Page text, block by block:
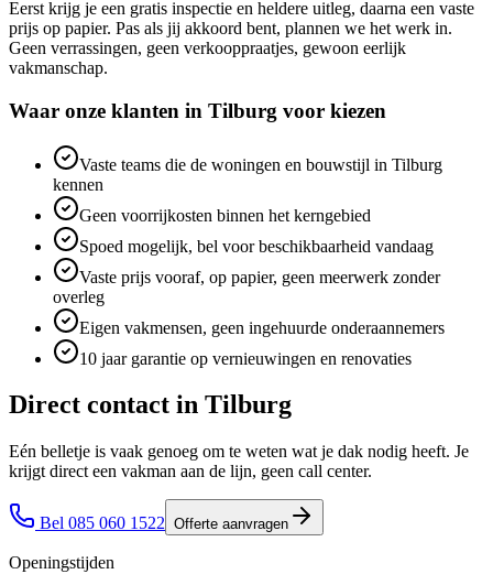
Eerst krijg je een gratis inspectie en heldere uitleg, daarna een vaste
prijs op papier. Pas als jij akkoord bent, plannen we het werk in.
Geen verrassingen, geen verkooppraatjes, gewoon eerlijk
vakmanschap.
Waar onze klanten in Tilburg voor kiezen
Vaste teams die de woningen en bouwstijl in Tilburg
kennen
Geen voorrijkosten binnen het kerngebied
Spoed mogelijk, bel voor beschikbaarheid vandaag
Vaste prijs vooraf, op papier, geen meerwerk zonder
overleg
Eigen vakmensen, geen ingehuurde onderaannemers
10 jaar garantie op vernieuwingen en renovaties
Direct contact in Tilburg
Eén belletje is vaak genoeg om te weten wat je dak nodig heeft. Je
krijgt direct een vakman aan de lijn, geen call center.
Bel 085 060 1522 Offerte aanvragen
Openingstijden